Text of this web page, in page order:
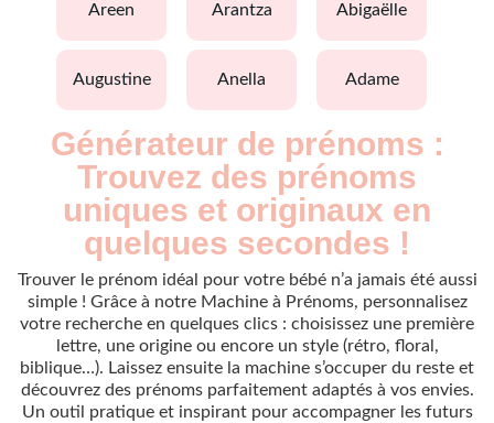
areen arantza abigaëlle
augustine anella adame
Générateur de prénoms :
Trouvez des prénoms
uniques et originaux en
quelques secondes !
Trouver le prénom idéal pour votre bébé n’a jamais été aussi
simple ! Grâce à notre Machine à Prénoms, personnalisez
votre recherche en quelques clics : choisissez une première
lettre, une origine ou encore un style (rétro, floral,
biblique…). Laissez ensuite la machine s’occuper du reste et
découvrez des prénoms parfaitement adaptés à vos envies.
Un outil pratique et inspirant pour accompagner les futurs